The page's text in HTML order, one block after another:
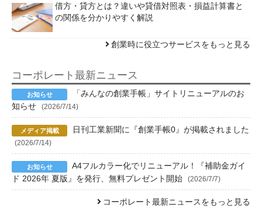
借方・貸方とは？違いや貸借対照表・損益計算書と
の関係を分かりやすく解説
創業時に役立つサービスをもっと見る
コーポレート最新ニュース
「みんなの創業手帳」サイトリニューアルのお
知らせ
(2026/7/14)
日刊工業新聞に『創業手帳0』が掲載されました
(2026/7/14)
A4フルカラー化でリニューアル！『補助金ガイ
ド 2026年 夏版』を発行、無料プレゼント開始
(2026/7/7)
コーポレート最新ニュースをもっと見る